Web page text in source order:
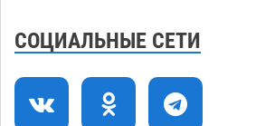
На Всероссийской
гандболисты уступили
Все пострадавшие при
Краснодарской в Астрахани
СОЦИАЛЬНЫЕ СЕТИ